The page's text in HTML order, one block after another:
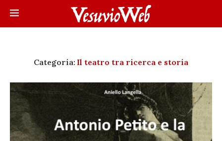
Categoria: Il teatro tra ricerca e storia